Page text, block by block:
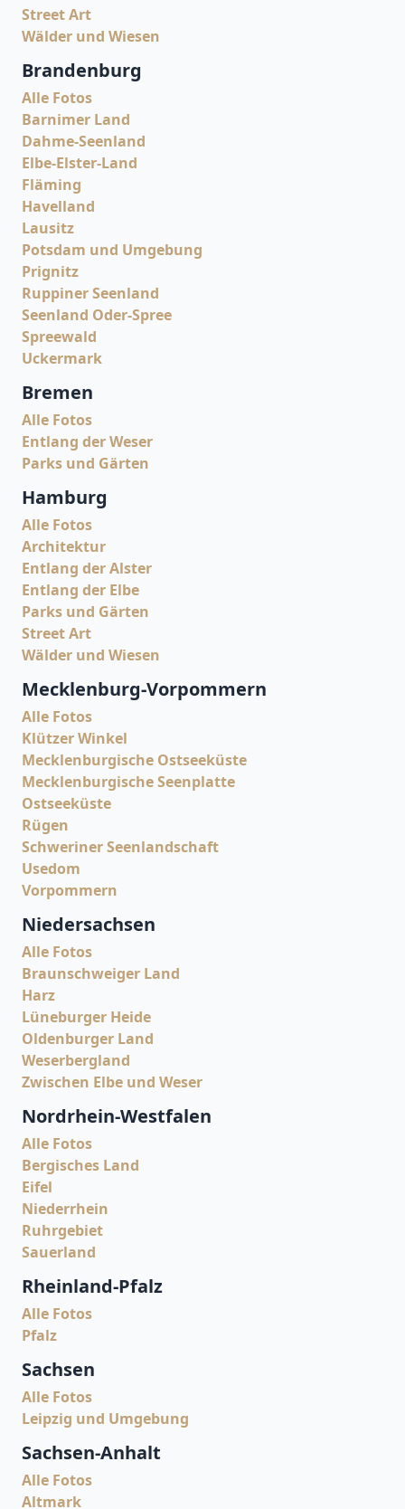
Street Art
Wälder und Wiesen
Brandenburg
Alle Fotos
Barnimer Land
Dahme-Seenland
Elbe-Elster-Land
Fläming
Havelland
Lausitz
Potsdam und Umgebung
Prignitz
Ruppiner Seenland
Seenland Oder-Spree
Spreewald
Uckermark
Bremen
Alle Fotos
Entlang der Weser
Parks und Gärten
Hamburg
Alle Fotos
Architektur
Entlang der Alster
Entlang der Elbe
Parks und Gärten
Street Art
Wälder und Wiesen
Mecklenburg-Vorpommern
Alle Fotos
Klützer Winkel
Mecklenburgische Ostseeküste
Mecklenburgische Seenplatte
Ostseeküste
Rügen
Schweriner Seenlandschaft
Usedom
Vorpommern
Niedersachsen
Alle Fotos
Braunschweiger Land
Harz
Lüneburger Heide
Oldenburger Land
Weserbergland
Zwischen Elbe und Weser
Nordrhein-Westfalen
Alle Fotos
Bergisches Land
Eifel
Niederrhein
Ruhrgebiet
Sauerland
Rheinland-Pfalz
Alle Fotos
Pfalz
Sachsen
Alle Fotos
Leipzig und Umgebung
Sachsen-Anhalt
Alle Fotos
Altmark